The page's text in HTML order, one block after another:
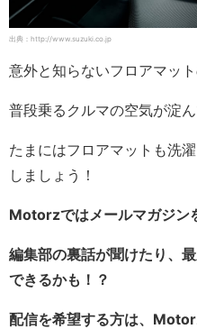
出典：http://www.suzuki.co.jp
意外と知らないフロアマッ
普段乗るクルマの空気が淀
たまにはフロアマットも洗
しましょう！
Motorzではメールマガジン
編集部の裏話が聞けたり、
できるかも！？
配信を希望する方は、